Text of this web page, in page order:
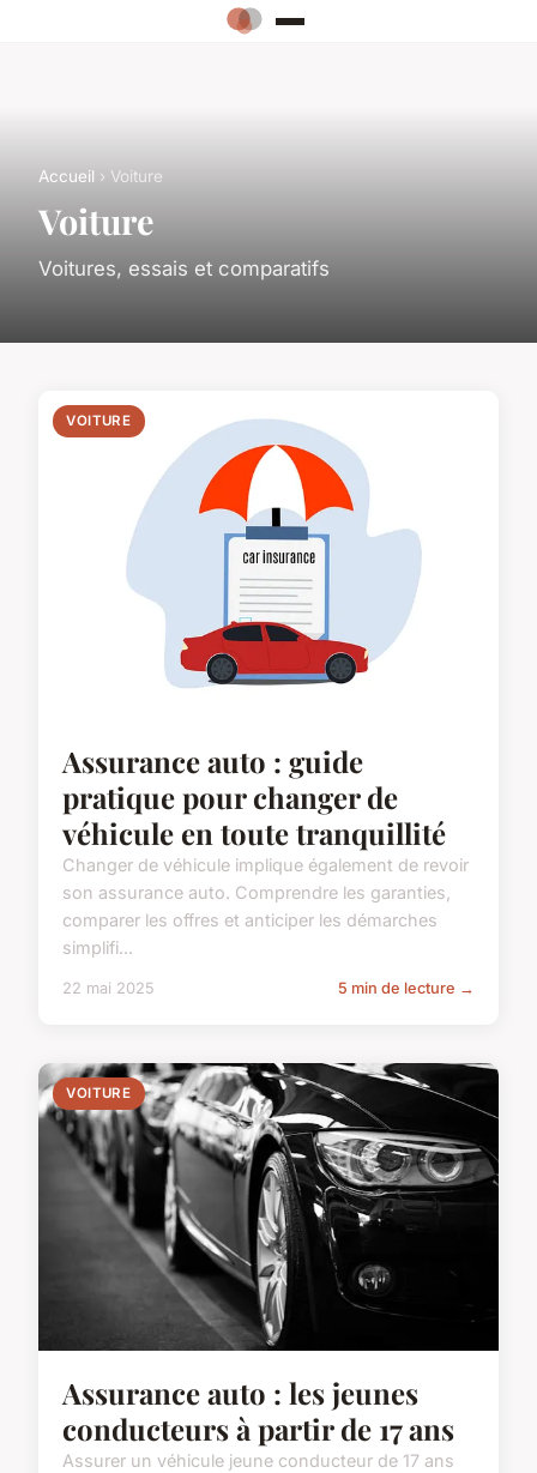
Accueil › Voiture
Voiture
Voitures, essais et comparatifs
VOITURE
Assurance auto : guide
pratique pour changer de
véhicule en toute tranquillité
Changer de véhicule implique également de revoir
son assurance auto. Comprendre les garanties,
comparer les offres et anticiper les démarches
simplifi...
22 mai 2025 5 min de lecture →
VOITURE
Assurance auto : les jeunes
conducteurs à partir de 17 ans
Assurer un véhicule jeune conducteur de 17 ans